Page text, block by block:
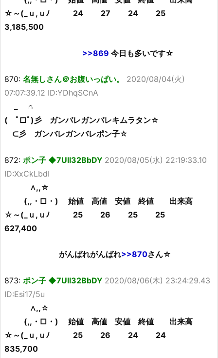
☆～(_ｕ,ｕﾉ 24 27 24 25
3,185,500
>>869 今日も多いです☆
870: 名無しさん＠お腹いっぱい。
2020/08/04(火)
07:07:39.12 ID:YDhqSCnA
_ ∩
( ﾟ□ﾟ)彡 ガンバレガンバレキムラタン☆
⊂彡 ガンバレガンバレポン子☆
872: ポン子 ◆7UII32BbDY 2020/08/05(水) 22:19:33.10
ID:XxCkLbdI
∧,,☆
(,,・□・) 始値 高値 安値 終値 出来高
☆～(_ｕ,ｕﾉ 25 26 25 25
627,400
がんばれがんばれ>>870さん☆
873: ポン子 ◆7UII32BbDY 2020/08/06(木) 23:24:29.43
ID:Esi17/5u
∧,,☆
(,,・□・) 始値 高値 安値 終値 出来高
☆～(_ｕ,ｕﾉ 25 26 24 24
835,700